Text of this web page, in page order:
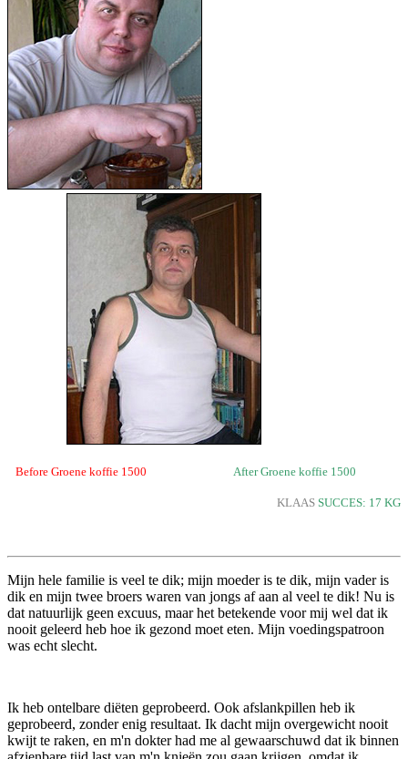
Before Groene koffie 1500 After Groene koffie 1500
KLAAS SUCCES: 17 KG
Mijn hele familie is veel te dik; mijn moeder is te dik, mijn vader is
dik en mijn twee broers waren van jongs af aan al veel te dik! Nu is
dat natuurlijk geen excuus, maar het betekende voor mij wel dat ik
nooit geleerd heb hoe ik gezond moet eten. Mijn voedingspatroon
was echt slecht.
Ik heb ontelbare diëten geprobeerd. Ook afslankpillen heb ik
geprobeerd, zonder enig resultaat. Ik dacht mijn overgewicht nooit
kwijt te raken, en m'n dokter had me al gewaarschuwd dat ik binnen